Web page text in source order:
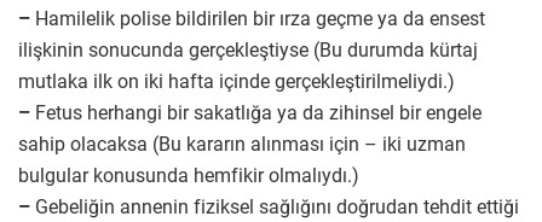
– Hamilelik polise bildirilen bir ırza geçme ya da ensest
ilişkinin sonucunda gerçekleştiyse (Bu durumda kürtaj
mutlaka ilk on iki hafta içinde gerçekleştirilmeliydi.)
– Fetus herhangi bir sakatlığa ya da zihinsel bir engele
sahip olacaksa (Bu kararın alınması için – iki uzman
bulgular konusunda hemfikir olmalıydı.)
– Gebeliğin annenin fiziksel sağlığını doğrudan tehdit ettiği